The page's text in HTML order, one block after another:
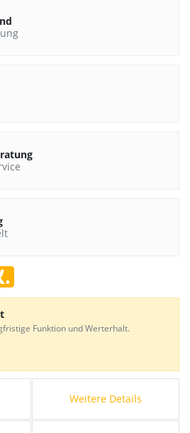
Weitere Details
Funktion und Werterhalt.